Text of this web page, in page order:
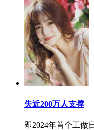
失近200万人支撑
即2024年首个工做